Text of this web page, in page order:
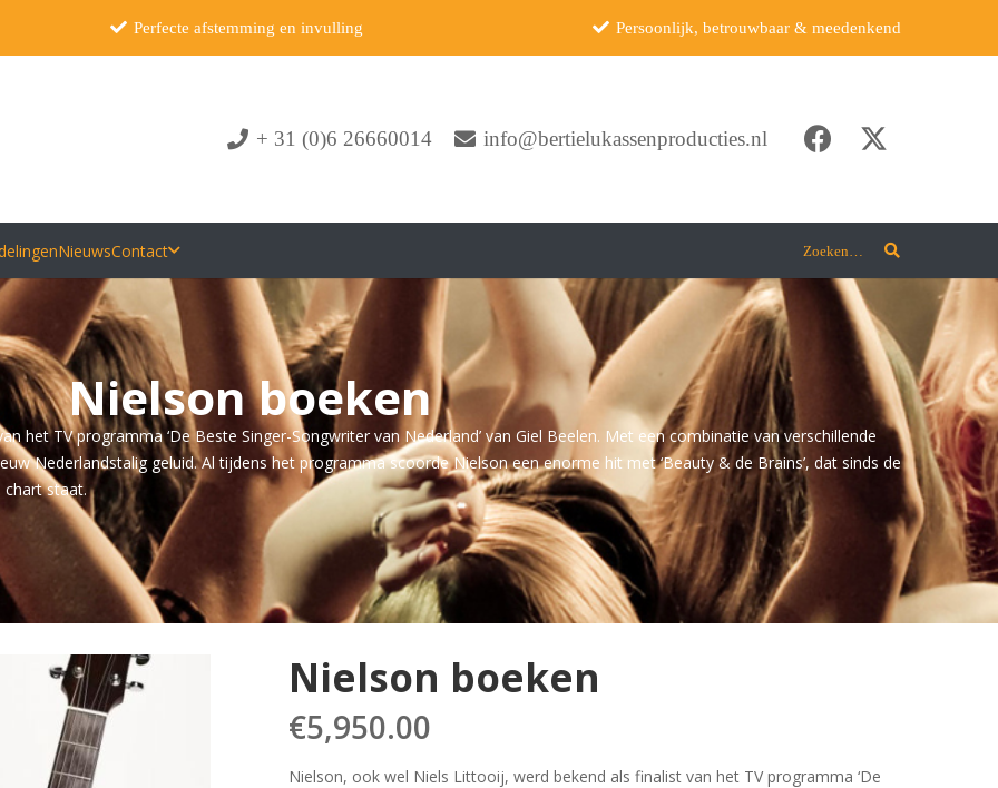
Perfecte afstemming en invulling Persoonlijk, betrouwbaar & meedenkend
+ 31 (0)6 26660014 info@bertielukassenproducties.nl
NieuwsContact Zoeken…
Nielson boeken
het TV programma ‘De Beste Singer-Songwriter van Nederland’ van Giel Beelen. Met een combinatie van verschillende
Nederlandstalig geluid. Al tijdens het programma scoorde Nielson een enorme hit met ‘Beauty & de Brains’, dat sinds de
chart staat.
Nielson boeken
€5,950.00
Nielson, ook wel Niels Littooij, werd bekend als finalist van het TV programma ‘De